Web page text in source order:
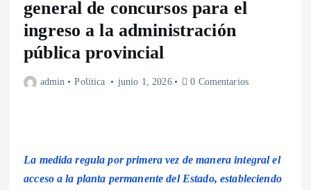
general de concursos para el
ingreso a la administración
pública provincial
admin Politica junio 1, 2026 0 Comentarios
La medida regula por primera vez de manera integral el
acceso a la planta permanente del Estado, estableciendo